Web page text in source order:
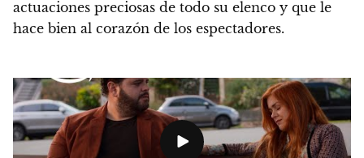
actuaciones preciosas de todo su elenco y que le
hace bien al corazón de los espectadores.